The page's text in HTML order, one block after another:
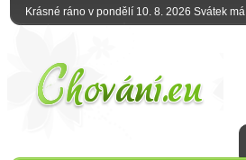
Krásné ráno v pondělí 10. 8. 2026 Svátek má